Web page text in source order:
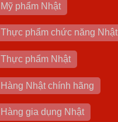
Mỹ phẩm Nhật
Thực phẩm chức năng Nhật
Thực phẩm Nhật
Hàng Nhật chính hãng
Hàng gia dụng Nhật